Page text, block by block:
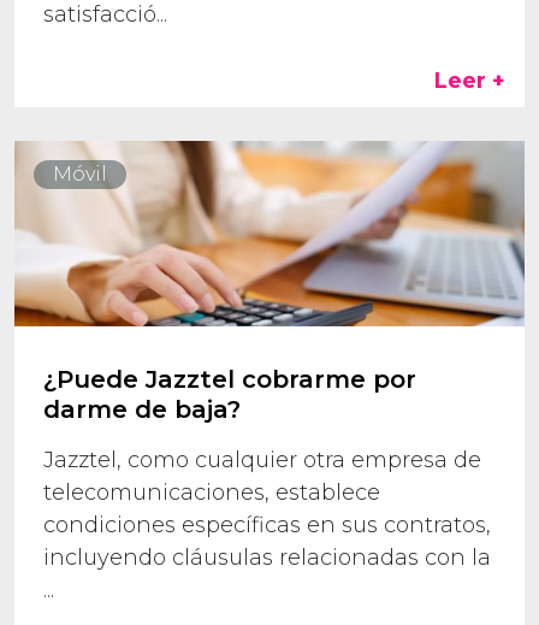
satisfacció...
Leer +
Móvil
¿Puede Jazztel cobrarme por
darme de baja?
Jazztel, como cualquier otra empresa de
telecomunicaciones, establece
condiciones específicas en sus contratos,
incluyendo cláusulas relacionadas con la
...